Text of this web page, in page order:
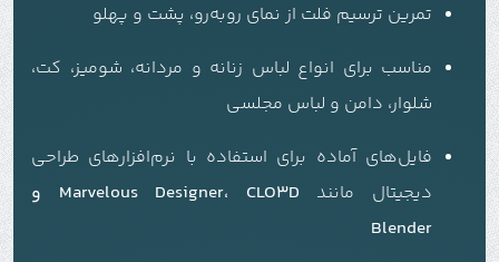
تمرین ترسیم فلت از نمای روبه‌رو، پشت و پهلو
مناسب برای انواع لباس زنانه و مردانه، شومیز، کت،
شلوار، دامن و لباس مجلسی
فایل‌های آماده برای استفاده با نرم‌افزارهای طراحی
دیجیتال مانند
Marvelous Designer، CLO3D و
Blender